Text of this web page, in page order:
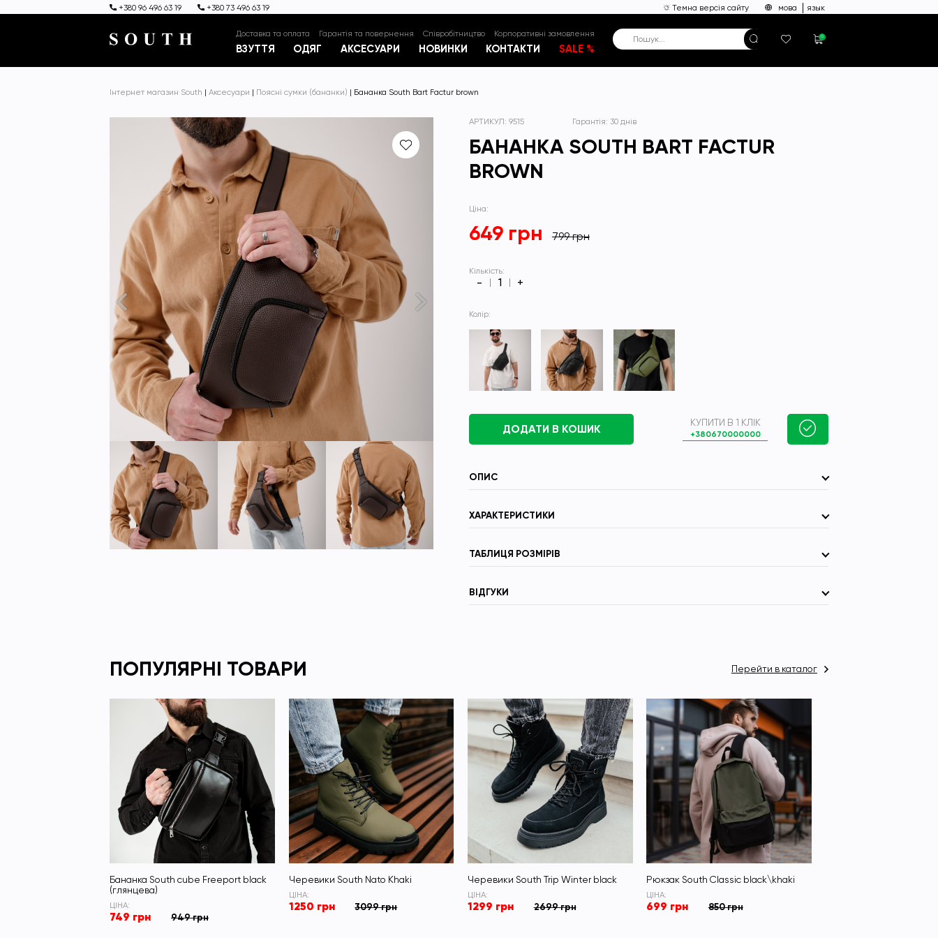
+380 96 496 63 19 +380 73 496 63 19 Темна версія сайту мова язык
Доставка та оплата Гарантія та повернення Співробітництво Корпоративні замовлення
ВЗУТТЯ ОДЯГ АКСЕСУАРИ НОВИНКИ КОНТАКТИ SALE %
0
Інтернет магазин South |Аксесуари | Поясні сумки (бананки) | Бананка South Bart Factur brown
АРТИКУЛ: 9515 Гарантія: 30 днів
БАНАНКА SOUTH BART FACTUR
BROWN
Ціна:
649 грн 799 грн
Кількість:
- +
Колір:
ДОДАТИ В КОШИК КУПИТИ В 1 КЛІК
ОПИС
ХАРАКТЕРИСТИКИ
ТАБЛИЦЯ РОЗМІРІВ
ВІДГУКИ
ПОПУЛЯРНІ ТОВАРИ Перейти в каталог
Бананка South cube Freeport black
(глянцева)
ЦІНА:
749 грн 949 грн
Черевики South Nato Khaki
ЦІНА:
1250 грн 3099 грн
Черевики South Trip Winter black
ЦІНА:
1299 грн 2699 грн
Рюкзак South Classic black\khaki
ЦІНА:
699 грн 850 грн